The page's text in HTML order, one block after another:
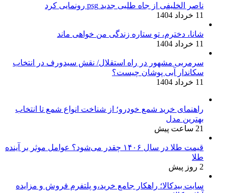
ناصر الخلیفی از جاه طلبی جدید psg رونمایی کرد
11 خرداد 1404
شانا، دخترم، تو ستاره زندگی من خواهی ماند
11 خرداد 1404
سرمربی مشهور در راه استقلال/ نقش سیدورف در انتخاب
سکاندار آبی پوشان چیست؟
11 خرداد 1404
راهنمای خرید شمع خودرو؛ از شناخت انواع شمع تا انتخاب
بهترین مدل
21 ساعت پیش
قیمت طلا در سال ۱۴۰۶ چقدر می‌شود؟ عوامل موثر بر آینده
طلا
2 روز پیش
سایت بیدکالا؛ راهکار جامع خرید،و پلتفرم فروش و مزایده